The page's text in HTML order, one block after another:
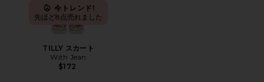
今トレンド!
先ほど8点売れました
TILLY スカート
With Jean
$172